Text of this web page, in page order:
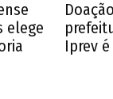
elege
Iprev